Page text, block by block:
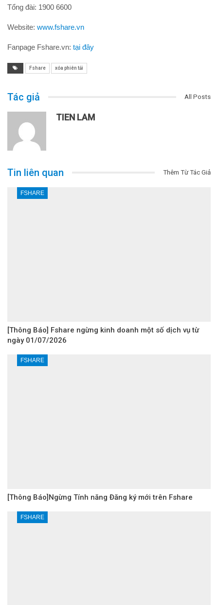
Tổng đài: 1900 6600
Website: www.fshare.vn
Fanpage Fshare.vn: tại đây
Fshare xóa phiên tải
Tác giả All Posts
TIEN LAM
Tin liên quan Thêm Từ Tác Giả
FSHARE
[Thông Báo] Fshare ngừng kinh doanh một số dịch vụ từ
ngày 01/07/2026
FSHARE
[Thông Báo]Ngừng Tính năng Đăng ký mới trên Fshare
FSHARE